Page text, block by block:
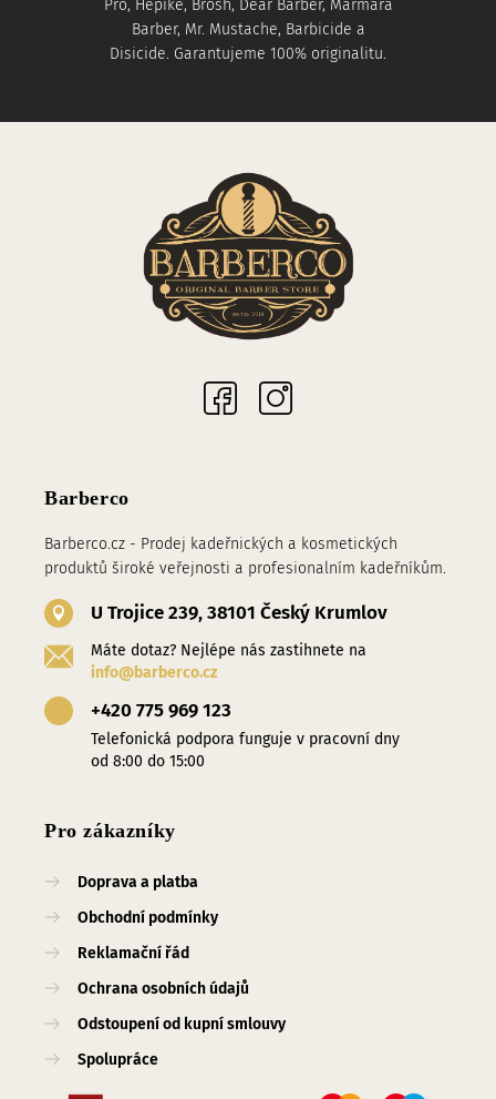
Pro, Hepike, Brosh, Dear Barber, Marmara
Barber, Mr. Mustache, Barbicide a
Disicide. Garantujeme 100% originalitu.
Barberco
Barberco.cz - Prodej kadeřnických a kosmetických
produktů široké veřejnosti a profesionalním kadeřníkům.
U Trojice 239, 38101 Český Krumlov
Máte dotaz? Nejlépe nás zastihnete na
info@barberco.cz
+420 775 969 123
Telefonická podpora funguje v pracovní dny
od 8:00 do 15:00
Pro zákazníky
Doprava a platba
Obchodní podmínky
Reklamační řád
Ochrana osobních údajů
Odstoupení od kupní smlouvy
Spolupráce